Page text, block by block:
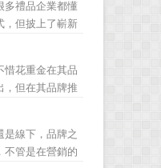
它具有結構性、
多禮品企業都懂
，但披上了嶄新
，營銷真正的
牌印到消費者
一朝一夕的事
惜花重金在其品
，但在其品牌推
了幾大誤區而
誤區一：不清
廣品牌之前，
是線下，品牌之
不管是在營銷的